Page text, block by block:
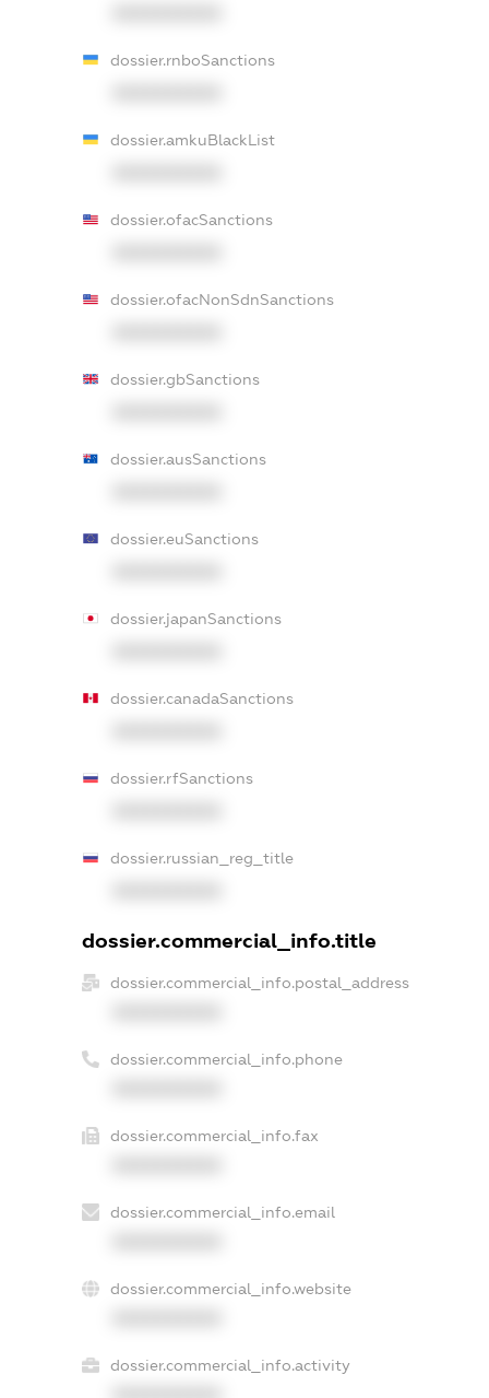
dossier.rnboSanctions
dossier.amkuBlackList
dossier.ofacSanctions
dossier.ofacNonSdnSanctions
dossier.gbSanctions
dossier.ausSanctions
dossier.euSanctions
dossier.japanSanctions
dossier.canadaSanctions
dossier.rfSanctions
dossier.russian_reg_title
dossier.commercial_info.title
dossier.commercial_info.postal_address
dossier.commercial_info.phone
dossier.commercial_info.fax
dossier.commercial_info.email
dossier.commercial_info.website
dossier.commercial_info.activity